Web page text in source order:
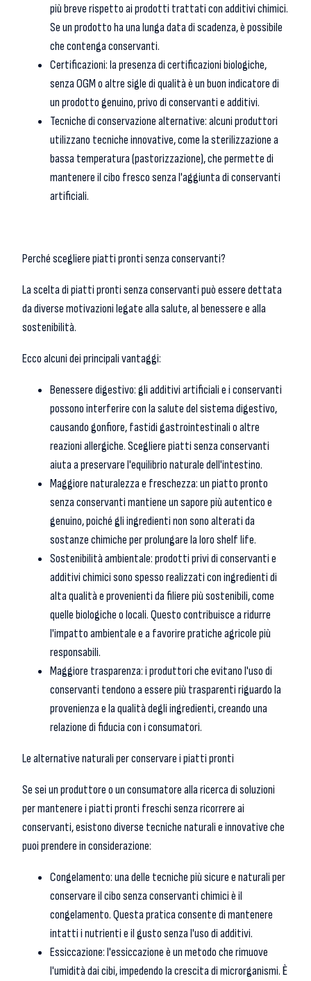
più breve rispetto ai prodotti trattati con additivi chimici.
Se un prodotto ha una lunga data di scadenza, è possibile
che contenga conservanti.
Certificazioni: la presenza di certificazioni biologiche,
senza OGM o altre sigle di qualità è un buon indicatore di
un prodotto genuino, privo di conservanti e additivi.
Tecniche di conservazione alternative: alcuni produttori
utilizzano tecniche innovative, come la sterilizzazione a
bassa temperatura (pastorizzazione), che permette di
mantenere il cibo fresco senza l'aggiunta di conservanti
artificiali.
Perché scegliere piatti pronti senza conservanti?
La scelta di piatti pronti senza conservanti può essere dettata
da diverse motivazioni legate alla salute, al benessere e alla
sostenibilità.
Ecco alcuni dei principali vantaggi:
Benessere digestivo: gli additivi artificiali e i conservanti
possono interferire con la salute del sistema digestivo,
causando gonfiore, fastidi gastrointestinali o altre
reazioni allergiche. Scegliere piatti senza conservanti
aiuta a preservare l'equilibrio naturale dell'intestino.
Maggiore naturalezza e freschezza: un piatto pronto
senza conservanti mantiene un sapore più autentico e
genuino, poiché gli ingredienti non sono alterati da
sostanze chimiche per prolungare la loro shelf life.
Sostenibilità ambientale: prodotti privi di conservanti e
additivi chimici sono spesso realizzati con ingredienti di
alta qualità e provenienti da filiere più sostenibili, come
quelle biologiche o locali. Questo contribuisce a ridurre
l'impatto ambientale e a favorire pratiche agricole più
responsabili.
Maggiore trasparenza: i produttori che evitano l'uso di
conservanti tendono a essere più trasparenti riguardo la
provenienza e la qualità degli ingredienti, creando una
relazione di fiducia con i consumatori.
Le alternative naturali per conservare i piatti pronti
Se sei un produttore o un consumatore alla ricerca di soluzioni
per mantenere i piatti pronti freschi senza ricorrere ai
conservanti, esistono diverse tecniche naturali e innovative che
puoi prendere in considerazione:
Congelamento: una delle tecniche più sicure e naturali per
conservare il cibo senza conservanti chimici è il
congelamento. Questa pratica consente di mantenere
intatti i nutrienti e il gusto senza l'uso di additivi.
Essiccazione: l'essiccazione è un metodo che rimuove
l'umidità dai cibi, impedendo la crescita di microrganismi. È